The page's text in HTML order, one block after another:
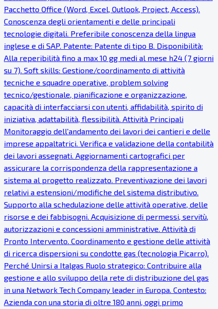
Pacchetto Office (Word, Excel, Outlook, Project, Access).
Conoscenza degli orientamenti e delle principali
tecnologie digitali. Preferibile conoscenza della lingua
inglese e di SAP. Patente: Patente di tipo B. Disponibilità:
Alla reperibilità fino a max 10 gg medi al mese h24 (7 giorni
su 7). Soft skills: Gestione/coordinamento di attività
tecniche e squadre operative, problem solving
tecnico/gestionale, pianificazione e organizzazione,
capacità di interfacciarsi con utenti, affidabilità, spirito di
iniziativa, adattabilità, flessibilità. Attività Principali
Monitoraggio dell'andamento dei lavori dei cantieri e delle
imprese appaltatrici. Verifica e validazione della contabilità
dei lavori assegnati. Aggiornamenti cartografici per
assicurare la corrispondenza della rappresentazione a
sistema al progetto realizzato. Preventivazione dei lavori
relativi a estensioni/modifiche del sistema distributivo.
Supporto alla schedulazione delle attività operative, delle
risorse e dei fabbisogni. Acquisizione di permessi, servitù,
autorizzazioni e concessioni amministrative. Attività di
Pronto Intervento. Coordinamento e gestione delle attività
di ricerca dispersioni su condotte gas (tecnologia Picarro).
Perché Unirsi a Italgas Ruolo strategico: Contribuire alla
gestione e allo sviluppo della rete di distribuzione del gas
in una Network Tech Company leader in Europa. Contesto:
Azienda con una storia di oltre 180 anni, oggi primo